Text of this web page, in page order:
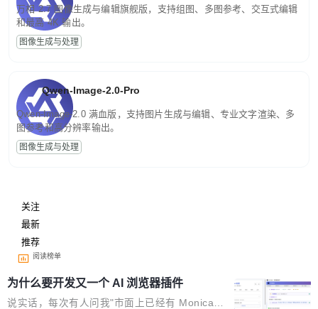
万相 2.7 图像生成与编辑旗舰版，支持组图、多图参考、交互式编辑
和最高 4K 输出。
图像生成与处理
Qwen-Image-2.0-Pro
Qwen-Image-2.0 满血版，支持图片生成与编辑、专业文字渲染、多
图参考和高分辨率输出。
图像生成与处理
关注
最新
推荐
阅读榜单
为什么要开发又一个 AI 浏览器插件
说实话，每次有人问我"市面上已经有 Monica、